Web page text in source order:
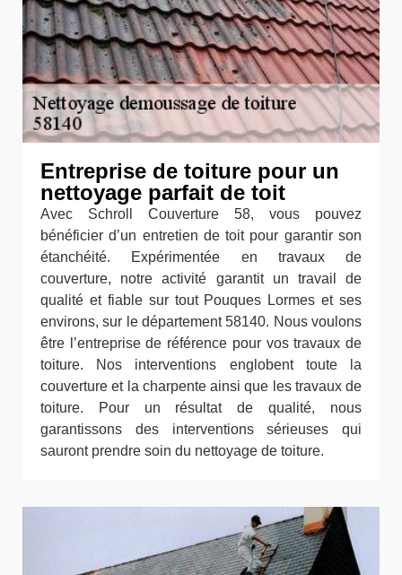
Entreprise de toiture pour un
nettoyage parfait de toit
Avec Schroll Couverture 58, vous pouvez
bénéficier d’un entretien de toit pour garantir son
étanchéité. Expérimentée en travaux de
couverture, notre activité garantit un travail de
qualité et fiable sur tout Pouques Lormes et ses
environs, sur le département 58140. Nous voulons
être l’entreprise de référence pour vos travaux de
toiture. Nos interventions englobent toute la
couverture et la charpente ainsi que les travaux de
toiture. Pour un résultat de qualité, nous
garantissons des interventions sérieuses qui
sauront prendre soin du nettoyage de toiture.